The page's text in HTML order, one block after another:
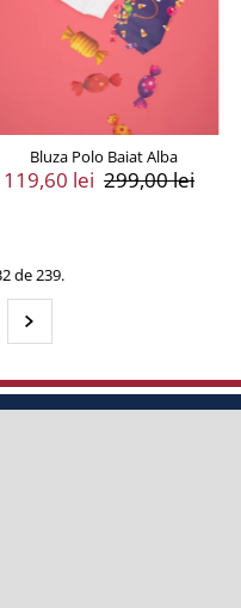
Bluza Polo Baiat Alba
Preț
119,60 lei Preț
299,00 lei
de 239.